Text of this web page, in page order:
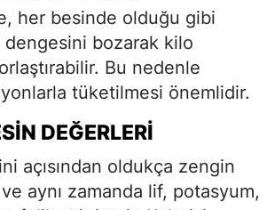
her besinde olduğu gibi
bozarak kilo
Bu nedenle
tüketilmesi önemlidir.
DEĞERLERI
açısından oldukça zengin
aynı zamanda lif, potasyum,